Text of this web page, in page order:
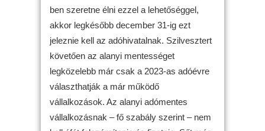
ben szeretne élni ezzel a lehetőséggel,
akkor legkésőbb december 31-ig ezt
jeleznie kell az adóhivatalnak. Szilvesztert
követően az alanyi mentességet
legközelebb már csak a 2023-as adóévre
választhatják a már működő
vállalkozások. Az alanyi adómentes
vállalkozásnak – fő szabály szerint – nem